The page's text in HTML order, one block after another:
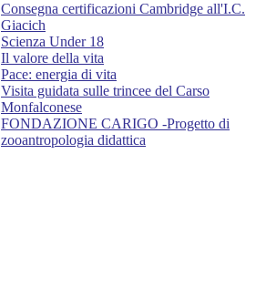
Consegna certificazioni Cambridge all'I.C.
Giacich
Scienza Under 18
Il valore della vita
Pace: energia di vita
Visita guidata sulle trincee del Carso
Monfalconese
FONDAZIONE CARIGO -Progetto di
zooantropologia didattica